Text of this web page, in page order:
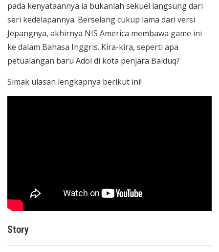
pada kenyataannya ia bukanlah sekuel langsung dari
seri kedelapannya. Berselang cukup lama dari versi
Jepangnya, akhirnya NIS America membawa game ini
ke dalam Bahasa Inggris. Kira-kira, seperti apa
petualangan baru Adol di kota penjara Balduq?
Simak ulasan lengkapnya berikut ini!
Story